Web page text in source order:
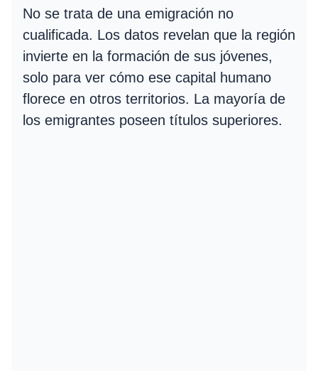
No se trata de una emigración no
cualificada. Los datos revelan que la región
invierte en la formación de sus jóvenes,
solo para ver cómo ese capital humano
florece en otros territorios. La mayoría de
los emigrantes poseen títulos superiores.